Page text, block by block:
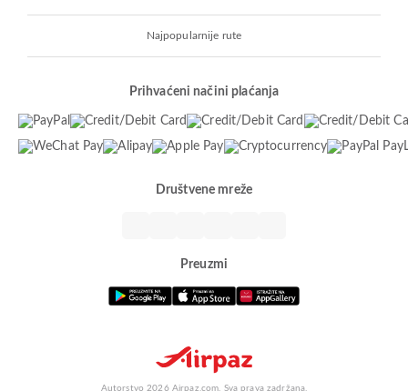
Najpopularnije rute
Prihvaćeni načini plaćanja
Društvene mreže
Preuzmi
Autorstvo 2026 Airpaz.com. Sva prava zadržana.